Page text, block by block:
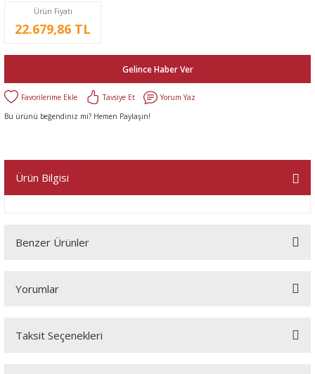
Ürün Fiyatı
22.679,86 TL
Gelince Haber Ver
Tavsiye Et
Yorum Yaz
Bu ürünü beğendiniz mi? Hemen Paylaşın!
Ürün Bilgisi
Benzer Ürünler
Yorumlar
Taksit Seçenekleri